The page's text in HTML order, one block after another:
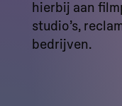
hierbij aan
studio’s,
bedrijven.